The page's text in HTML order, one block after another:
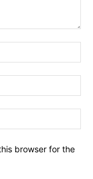
browser for the